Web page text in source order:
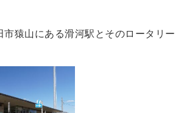
猿山にある滑河駅とそのロータリー